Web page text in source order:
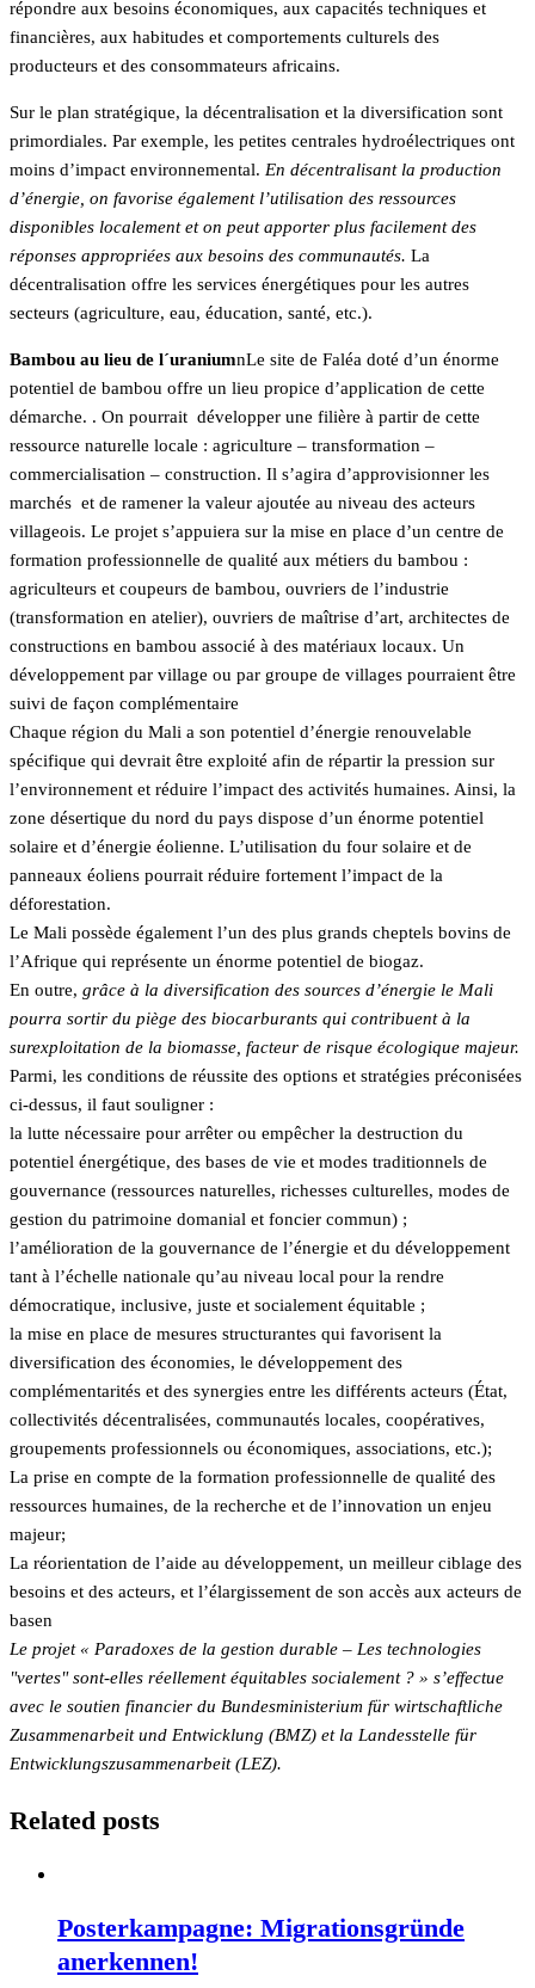
répondre aux besoins économiques, aux capacités techniques et
financières, aux habitudes et comportements culturels des
producteurs et des consommateurs africains.
Sur le plan stratégique, la décentralisation et la diversification sont
primordiales. Par exemple, les petites centrales hydroélectriques ont
moins d’impact environnemental. En décentralisant la production
d’énergie, on favorise également l’utilisation des ressources
disponibles localement et on peut apporter plus facilement des
réponses appropriées aux besoins des communautés. La
décentralisation offre les services énergétiques pour les autres
secteurs (agriculture, eau, éducation, santé, etc.).
Bambou au lieu de l´uraniumnLe site de Faléa doté d’un énorme
potentiel de bambou offre un lieu propice d’application de cette
démarche. . On pourrait développer une filière à partir de cette
ressource naturelle locale : agriculture – transformation –
commercialisation – construction. Il s’agira d’approvisionner les
marchés et de ramener la valeur ajoutée au niveau des acteurs
villageois. Le projet s’appuiera sur la mise en place d’un centre de
formation professionnelle de qualité aux métiers du bambou :
agriculteurs et coupeurs de bambou, ouvriers de l’industrie
(transformation en atelier), ouvriers de maîtrise d’art, architectes de
constructions en bambou associé à des matériaux locaux. Un
développement par village ou par groupe de villages pourraient être
suivi de façon complémentaire
Chaque région du Mali a son potentiel d’énergie renouvelable
spécifique qui devrait être exploité afin de répartir la pression sur
l’environnement et réduire l’impact des activités humaines. Ainsi, la
zone désertique du nord du pays dispose d’un énorme potentiel
solaire et d’énergie éolienne. L’utilisation du four solaire et de
panneaux éoliens pourrait réduire fortement l’impact de la
déforestation.
Le Mali possède également l’un des plus grands cheptels bovins de
l’Afrique qui représente un énorme potentiel de biogaz.
En outre, grâce à la diversification des sources d’énergie le Mali
pourra sortir du piège des biocarburants qui contribuent à la
surexploitation de la biomasse, facteur de risque écologique majeur.
Parmi, les conditions de réussite des options et stratégies préconisées
ci-dessus, il faut souligner :
la lutte nécessaire pour arrêter ou empêcher la destruction du
potentiel énergétique, des bases de vie et modes traditionnels de
gouvernance (ressources naturelles, richesses culturelles, modes de
gestion du patrimoine domanial et foncier commun) ;
l’amélioration de la gouvernance de l’énergie et du développement
tant à l’échelle nationale qu’au niveau local pour la rendre
démocratique, inclusive, juste et socialement équitable ;
la mise en place de mesures structurantes qui favorisent la
diversification des économies, le développement des
complémentarités et des synergies entre les différents acteurs (État,
collectivités décentralisées, communautés locales, coopératives,
groupements professionnels ou économiques, associations, etc.);
La prise en compte de la formation professionnelle de qualité des
ressources humaines, de la recherche et de l’innovation un enjeu
majeur;
La réorientation de l’aide au développement, un meilleur ciblage des
besoins et des acteurs, et l’élargissement de son accès aux acteurs de
basen
Le projet « Paradoxes de la gestion durable – Les technologies
"vertes" sont-elles réellement équitables socialement ? » s’effectue
avec le soutien financier du Bundesministerium für wirtschaftliche
Zusammenarbeit und Entwicklung (BMZ) et la Landesstelle für
Entwicklungszusammenarbeit (LEZ).
Related posts
Posterkampagne: Migrationsgründe
anerkennen!